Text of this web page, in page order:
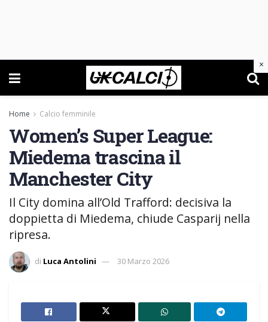
Home Calcio femminile
Women’s Super League:
Miedema trascina il
Manchester City
Il City domina all’Old Trafford: decisiva la
doppietta di Miedema, chiude Casparij nella
ripresa.
di Luca Antolini 30 Marzo 2026
×